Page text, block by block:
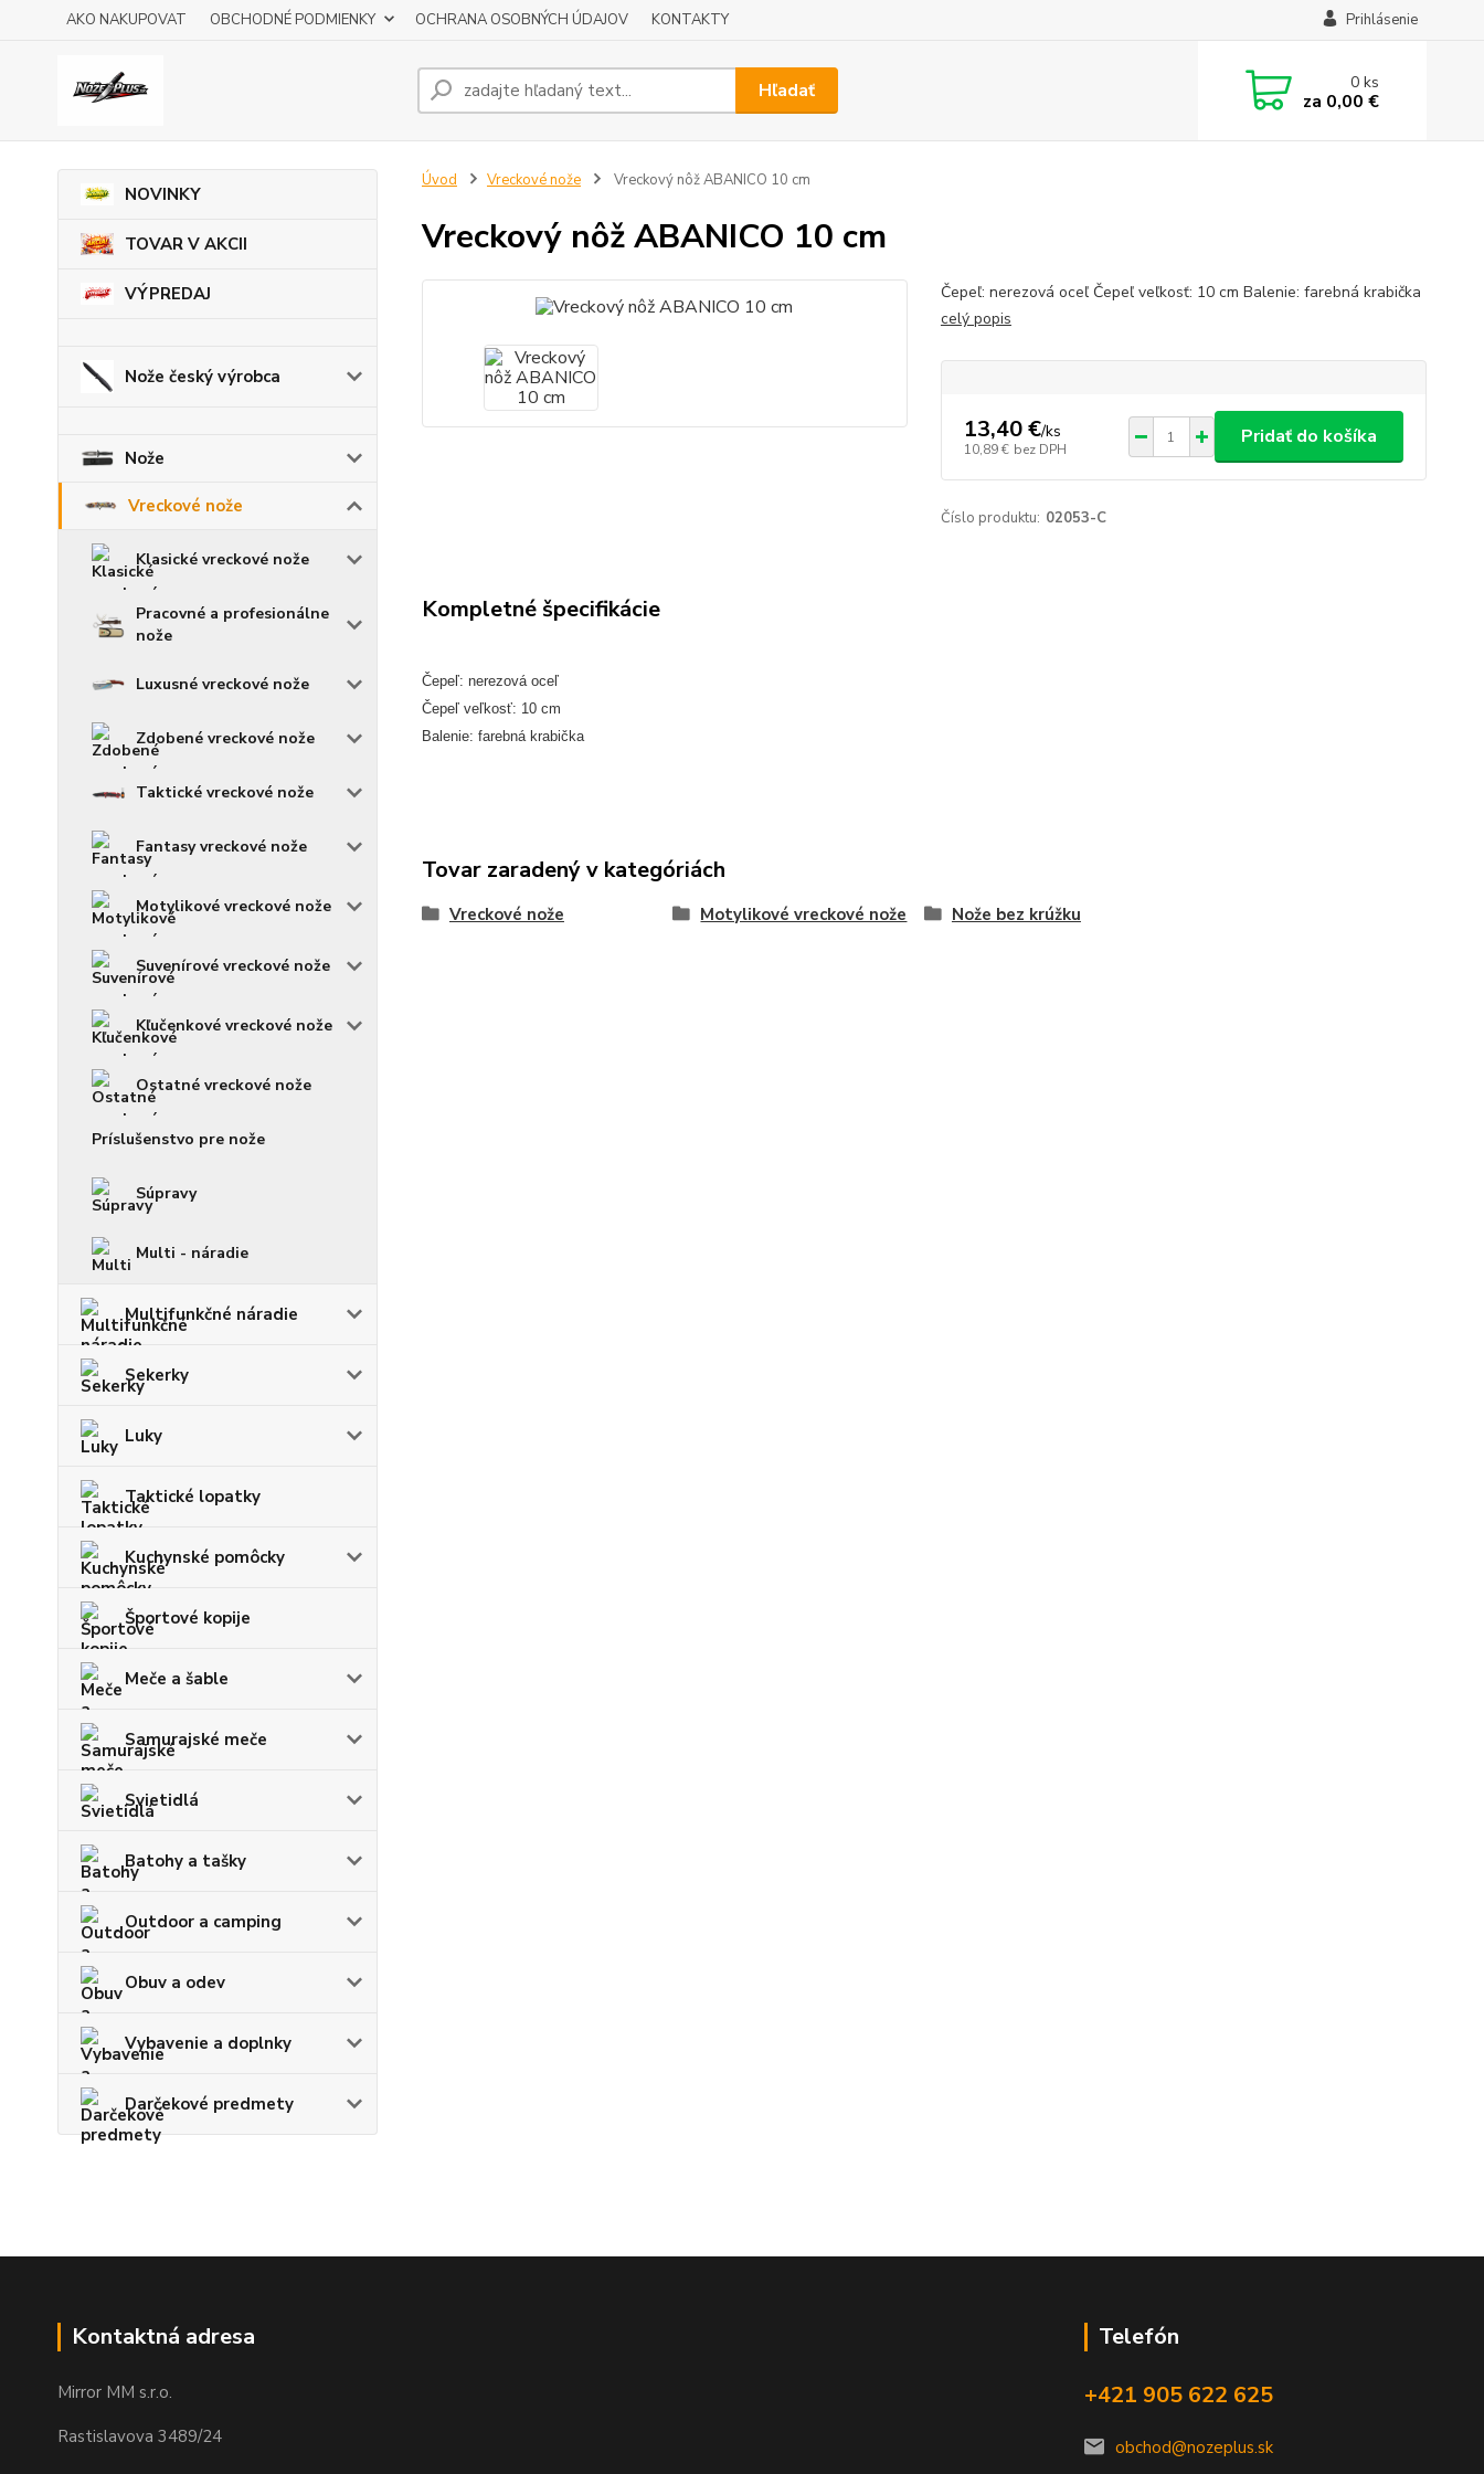
AKO NAKUPOVAT OBCHODNÉ PODMIENKY OCHRANA OSOBNÝCH ÚDAJOV KONTAKTY Prihlásenie
Hľadať 0ks
za 0,00 €
NOVINKY
TOVAR V AKCII
VÝPREDAJ
Nože český výrobca
Nože
Vreckové nože
Klasické vreckové nože
Pracovné a profesionálne
nože
Luxusné vreckové nože
Zdobené vreckové nože
Taktické vreckové nože
Fantasy vreckové nože
Motylikové vreckové nože
Suvenírové vreckové nože
Kľučenkové vreckové nože
Ostatné vreckové nože
Príslušenstvo pre nože
Súpravy
Multi - náradie
Multifunkčné náradie
Sekerky
Luky
Taktické lopatky
Kuchynské pomôcky
Športové kopije
Meče a šable
Samurajské meče
Svietidlá
Batohy a tašky
Outdoor a camping
Obuv a odev
Vybavenie a doplnky
Darčekové predmety
Úvod Vreckové nože Vreckový nôž ABANICO 10 cm
Vreckový nôž ABANICO 10 cm
Čepeľ: nerezová oceľ Čepeľ veľkosť: 10 cm Balenie: farebná krabička
celý popis
13,40 €/ks
10,89 € bez DPH
Pridať do košíka
Číslo produktu: 02053-C
Kompletné špecifikácie
Čepeľ: nerezová oceľ
Čepeľ veľkosť: 10 cm
Balenie: farebná krabička
Tovar zaradený v kategóriách
Vreckové nože Motylikové vreckové nože Nože bez krúžku
Kontaktná adresa
Mirror MM s.r.o.
Rastislavova 3489/24
Telefón
+421 905 622 625
obchod@nozeplus.sk